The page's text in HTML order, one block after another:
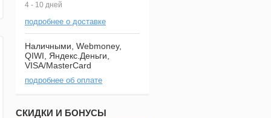
4 - 10 дней
подробнее о доставке
Наличными, Webmoney,
QIWI, Яндекс.Деньги,
VISA/MasterCard
подробнее об оплате
СКИДКИ И БОНУСЫ